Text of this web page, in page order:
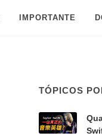
IMPORTANTE
TÓPICOS